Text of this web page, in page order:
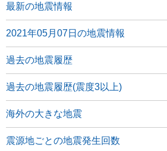
最新の地震情報
2021年05月07日の地震情報
過去の地震履歴
過去の地震履歴(震度3以上)
海外の大きな地震
震源地ごとの地震発生回数